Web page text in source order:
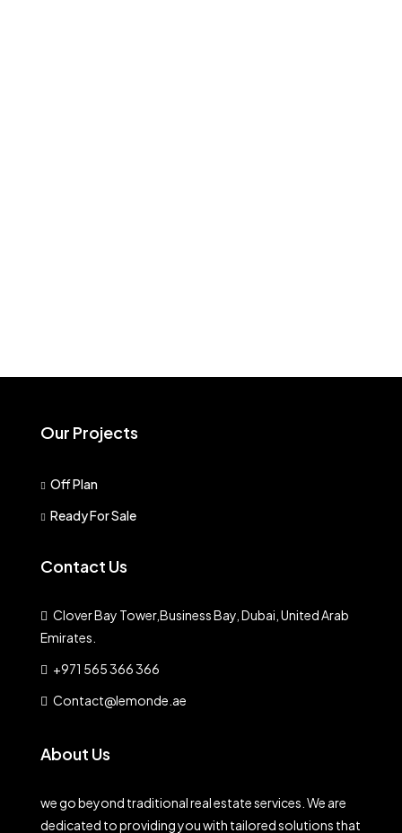
Our Projects
Off Plan
Ready For Sale
Contact Us
Clover Bay Tower,Business Bay, Dubai, United Arab
Emirates.
+971 565 366 366
Contact@lemonde.ae
About Us
we go beyond traditional real estate services. We are
dedicated to providing you with tailored solutions that